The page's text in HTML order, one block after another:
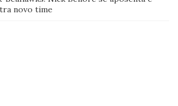
novo time